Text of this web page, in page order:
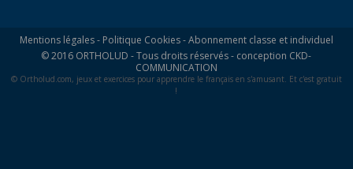
Mentions légales- Politique Cookies-Abonnement classe et individuel
© 2016 ORTHOLUD - Tous droits réservés - conception CKD-
COMMUNICATION
© Ortholud.com, jeux et exercices pour apprendre le français en s'amusant. Et c'est gratuit
!